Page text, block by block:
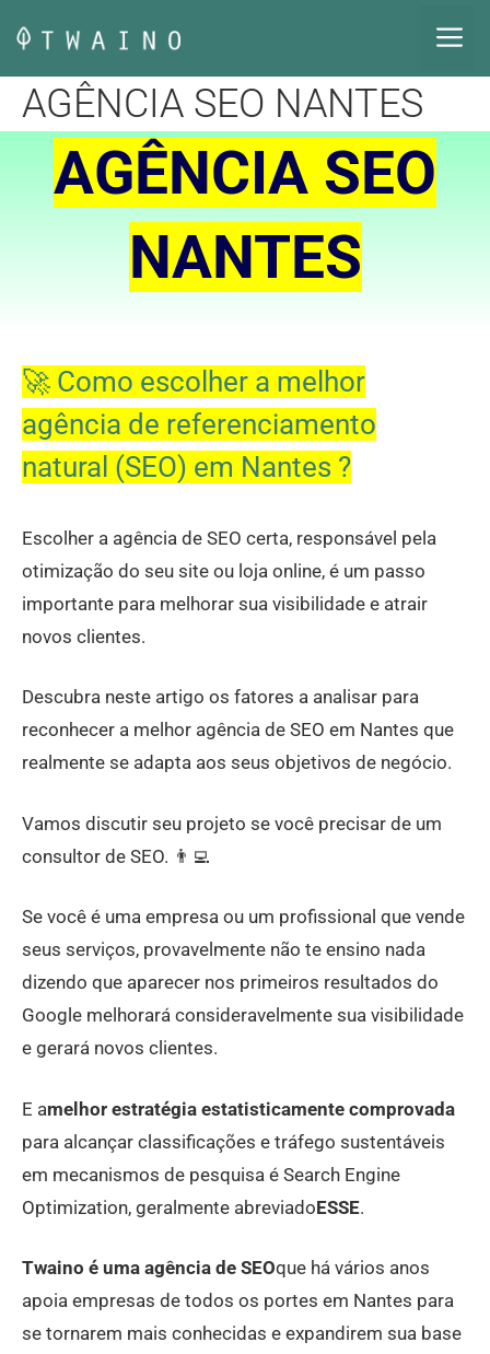
para
o
conteúdo
AGÊNCIA SEO NANTES
AGÊNCIA SEO
NANTES
🚀 Como escolher a melhor
agência de referenciamento
natural (SEO) em Nantes ?
Escolher a agência de SEO certa, responsável pela
otimização do seu site ou loja online, é um passo
importante para melhorar sua visibilidade e atrair
novos clientes.
Descubra neste artigo os fatores a analisar para
reconhecer a melhor agência de SEO em Nantes que
realmente se adapta aos seus objetivos de negócio.
Vamos discutir seu projeto se você precisar de um
consultor de SEO. 👨‍💻
Se você é uma empresa ou um profissional que vende
seus serviços, provavelmente não te ensino nada
dizendo que aparecer nos primeiros resultados do
Google melhorará consideravelmente sua visibilidade
e gerará novos clientes.
E amelhor estratégia estatisticamente comprovada
para alcançar classificações e tráfego sustentáveis ​​
em mecanismos de pesquisa é Search Engine
Optimization, geralmente abreviadoESSE.
Twaino é uma agência de SEOque há vários anos
apoia empresas de todos os portes em Nantes para
se tornarem mais conhecidas e expandirem sua base